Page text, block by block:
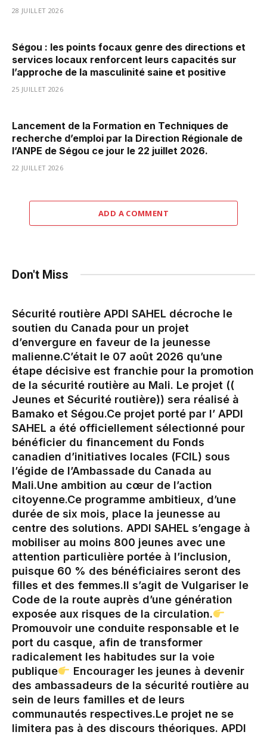
28 JUILLET 2026
Ségou : les points focaux genre des directions et
services locaux renforcent leurs capacités sur
l’approche de la masculinité saine et positive
25 JUILLET 2026
Lancement de la Formation en Techniques de
recherche d’emploi par la Direction Régionale de
l’ANPE de Ségou ce jour le 22 juillet 2026.
22 JUILLET 2026
ADD A COMMENT
Don't Miss
Sécurité routière APDI SAHEL décroche le
soutien du Canada pour un projet
d’envergure en faveur de la jeunesse
malienne.‎‎C’était le 07 août 2026 qu’une
étape décisive est franchie pour la promotion
de la sécurité routière au Mali. Le projet ((
Jeunes et Sécurité routière)) sera réalisé à
Bamako et Ségou.‎Ce projet porté par l’ APDI
SAHEL a été officiellement sélectionné pour
bénéficier du financement du Fonds
canadien d’initiatives locales (FCIL) sous
l’égide de l’Ambassade du Canada au
Mali.‎Une ambition au cœur de l’action
citoyenne.‎Ce programme ambitieux, d’une
durée de six mois, place la jeunesse au
centre des solutions. APDI SAHEL s’engage à
mobiliser au moins 800 jeunes avec une
attention particulière portée à l’inclusion,
puisque 60 % des bénéficiaires seront des
filles et des femmes.‎‎Il s’agit de Vulgariser le
Code de la route auprès d’une génération
exposée aux risques de la circulation.‎
Promouvoir une conduite responsable et le
port du casque, afin de transformer
radicalement les habitudes sur la voie
publique‎
Encourager les jeunes à devenir
des ambassadeurs de la sécurité routière au
sein de leurs familles et de leurs
communautés respectives.‎‎‎Le projet ne se
limitera pas à des discours théoriques. APDI